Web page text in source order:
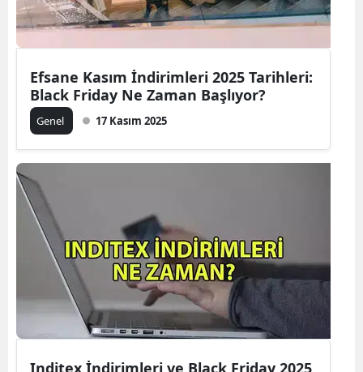
Efsane Kasım İndirimleri 2025 Tarihleri:
Black Friday Ne Zaman Başlıyor?
Genel 17 Kasım 2025
Inditex İndirimleri ve Black Friday 2025